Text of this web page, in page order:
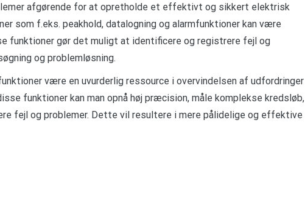
afgørende for at opretholde et effektivt og sikkert elektrisk
som f.eks. peakhold, datalogning og alarmfunktioner kan være
funktioner gør det muligt at identificere og registrere fejl og
og problemløsning.
være en uvurderlig ressource i overvindelsen af udfordringer
funktioner kan man opnå høj præcision, måle komplekse kredsløb,
fejl og problemer. Dette vil resultere i mere pålidelige og effektive